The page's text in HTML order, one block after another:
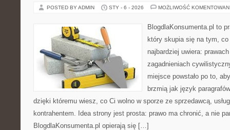
POSTED BY ADMIN STY - 6 - 2026 MOŻLIWOŚĆ
BlogdlaKonsumenta.pl to
który skupia się na tym,
najbardziej uwiera:
zagadnieniach
miejsce powstało po to,
brzmią jak język
dzięki któremu wiesz, co Ci wolno w sporze ze sprzedawcą,
kontrahentem. Idea strony jest prosta: prawo ma chronić, a nie
BlogdlaKonsumenta.pl opierają się […]